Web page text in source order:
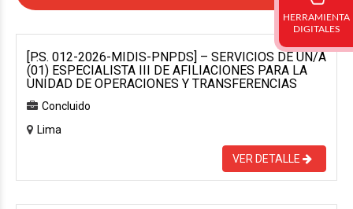
[P.S. 012-2026-MIDIS-PNPDS] – SERVICIOS DE UN/A
(01) ESPECIALISTA III DE AFILIACIONES PARA LA
UNIDAD DE OPERACIONES Y TRANSFERENCIAS
Concluido
Lima
VER DETALLE
HERRAMIENTA
DIGITALES